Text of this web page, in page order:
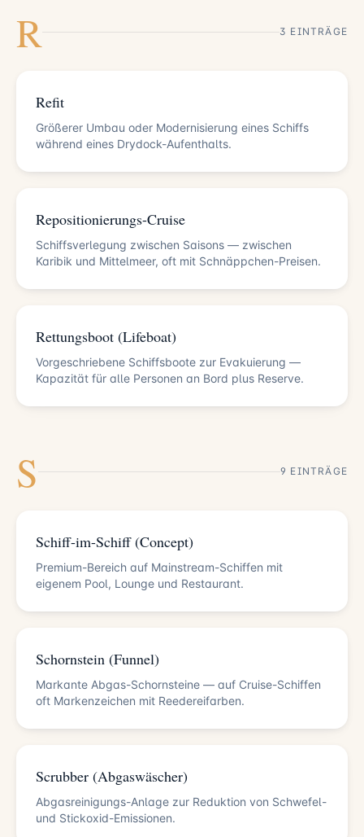
R 3 EINTRÄGE
Refit
Größerer Umbau oder Modernisierung eines Schiffs
während eines Drydock-Aufenthalts.
Repositionierungs-Cruise
Schiffsverlegung zwischen Saisons — zwischen
Karibik und Mittelmeer, oft mit Schnäppchen-Preisen.
Rettungsboot (Lifeboat)
Vorgeschriebene Schiffsboote zur Evakuierung —
Kapazität für alle Personen an Bord plus Reserve.
S 9 EINTRÄGE
Schiff-im-Schiff (Concept)
Premium-Bereich auf Mainstream-Schiffen mit
eigenem Pool, Lounge und Restaurant.
Schornstein (Funnel)
Markante Abgas-Schornsteine — auf Cruise-Schiffen
oft Markenzeichen mit Reedereifarben.
Scrubber (Abgaswäscher)
Abgasreinigungs-Anlage zur Reduktion von Schwefel-
und Stickoxid-Emissionen.